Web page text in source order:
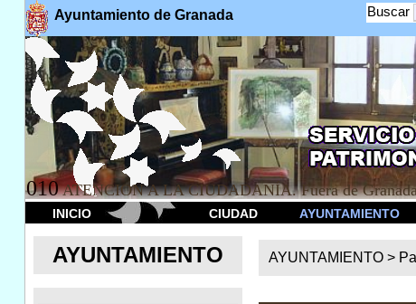
Ayuntamiento de Granada Buscar
010 ATENCION A LA CIUDADANÍA. Fuera de
INICIO CIUDAD AYUNTAMIENTO
AYUNTAMIENTO AYUNTAMIENTO >